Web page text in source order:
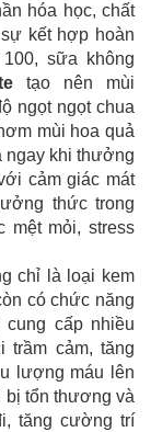
hóa học, chất
kết hợp hoàn
sữa không
tạo nên mùi
ngọt ngọt chua
mùi hoa quả
ngay khi thưởng
cảm giác mát
thức trong
mệt mỏi, stress
chỉ là loại kem
có chức năng
cấp nhiều
trầm cảm, tăng
lượng máu lên
bị tổn thương và
tăng cường trí